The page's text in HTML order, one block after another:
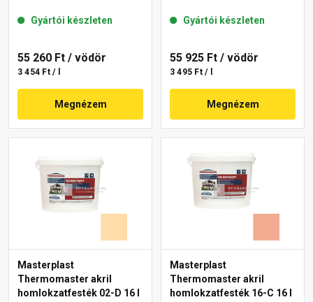
Gyártói készleten
55 260 Ft / vödör
3 454 Ft / l
Megnézem
Gyártói készleten
55 925 Ft / vödör
3 495 Ft / l
Megnézem
Masterplast
Thermomaster akril
homlokzatfesték 02-D 16 l
Masterplast
Thermomaster akril
homlokzatfesték 16-C 16 l